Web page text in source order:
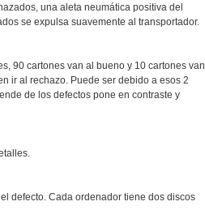
una aleta neumática positiva del
se expulsa suavemente al transportador.
90 cartones van al bueno y 10 cartones van
ir al rechazo. Puede ser debido a esos 2
de los defectos pone en contraste y
defecto. Cada ordenador tiene dos discos